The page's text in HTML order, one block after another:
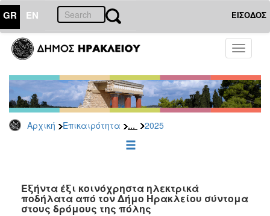
GR EN ΕΙΣΟΔΟΣ
Toggle
Αρχική Επικαιρότητα ... 2025
ΕΠΙΚΑΙΡΟΤΗΤΑ
Τύπου
Αρχείο
2026
2025
2022
2021
Εξήντα έξι κοινόχρηστα ηλεκτρικά
ποδήλατα από τον Δήμο Ηρακλείου σύντομα
στους δρόμους της πόλης